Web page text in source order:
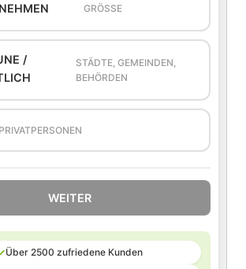
GRÖSSE
/
STÄDTE, GEMEINDEN,
BEHÖRDEN
PRIVATPERSONEN
WEITER
Über 2500 zufriedene Kunden